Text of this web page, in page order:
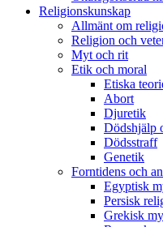
Religionskunskap
Allmänt om
Religion och
Myt och rit
Etik och moral
Etiska
Abort
Djuretik
Dödshjälp
Dödsstraff
Genetik
Forntidens och
Egyptisk
Persisk
Grekisk